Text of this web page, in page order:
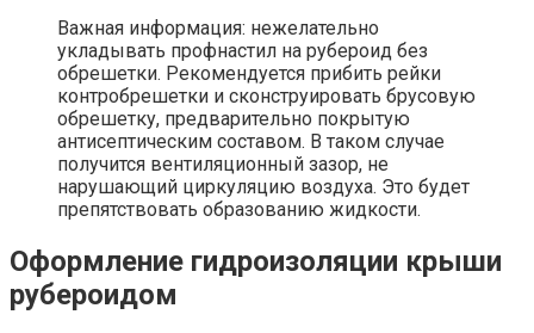
Важная информация: нежелательно
укладывать профнастил на рубероид без
обрешетки. Рекомендуется прибить рейки
контробрешетки и сконструировать брусовую
обрешетку, предварительно покрытую
антисептическим составом. В таком случае
получится вентиляционный зазор, не
нарушающий циркуляцию воздуха. Это будет
препятствовать образованию жидкости.
Оформление гидроизоляции крыши
рубероидом